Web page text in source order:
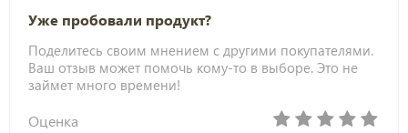
Уже пробовали продукт?
Поделитесь своим мнением с другими покупателями.
Ваш отзыв может помочь кому-то в выборе. Это не
займет много времени!
Оценка